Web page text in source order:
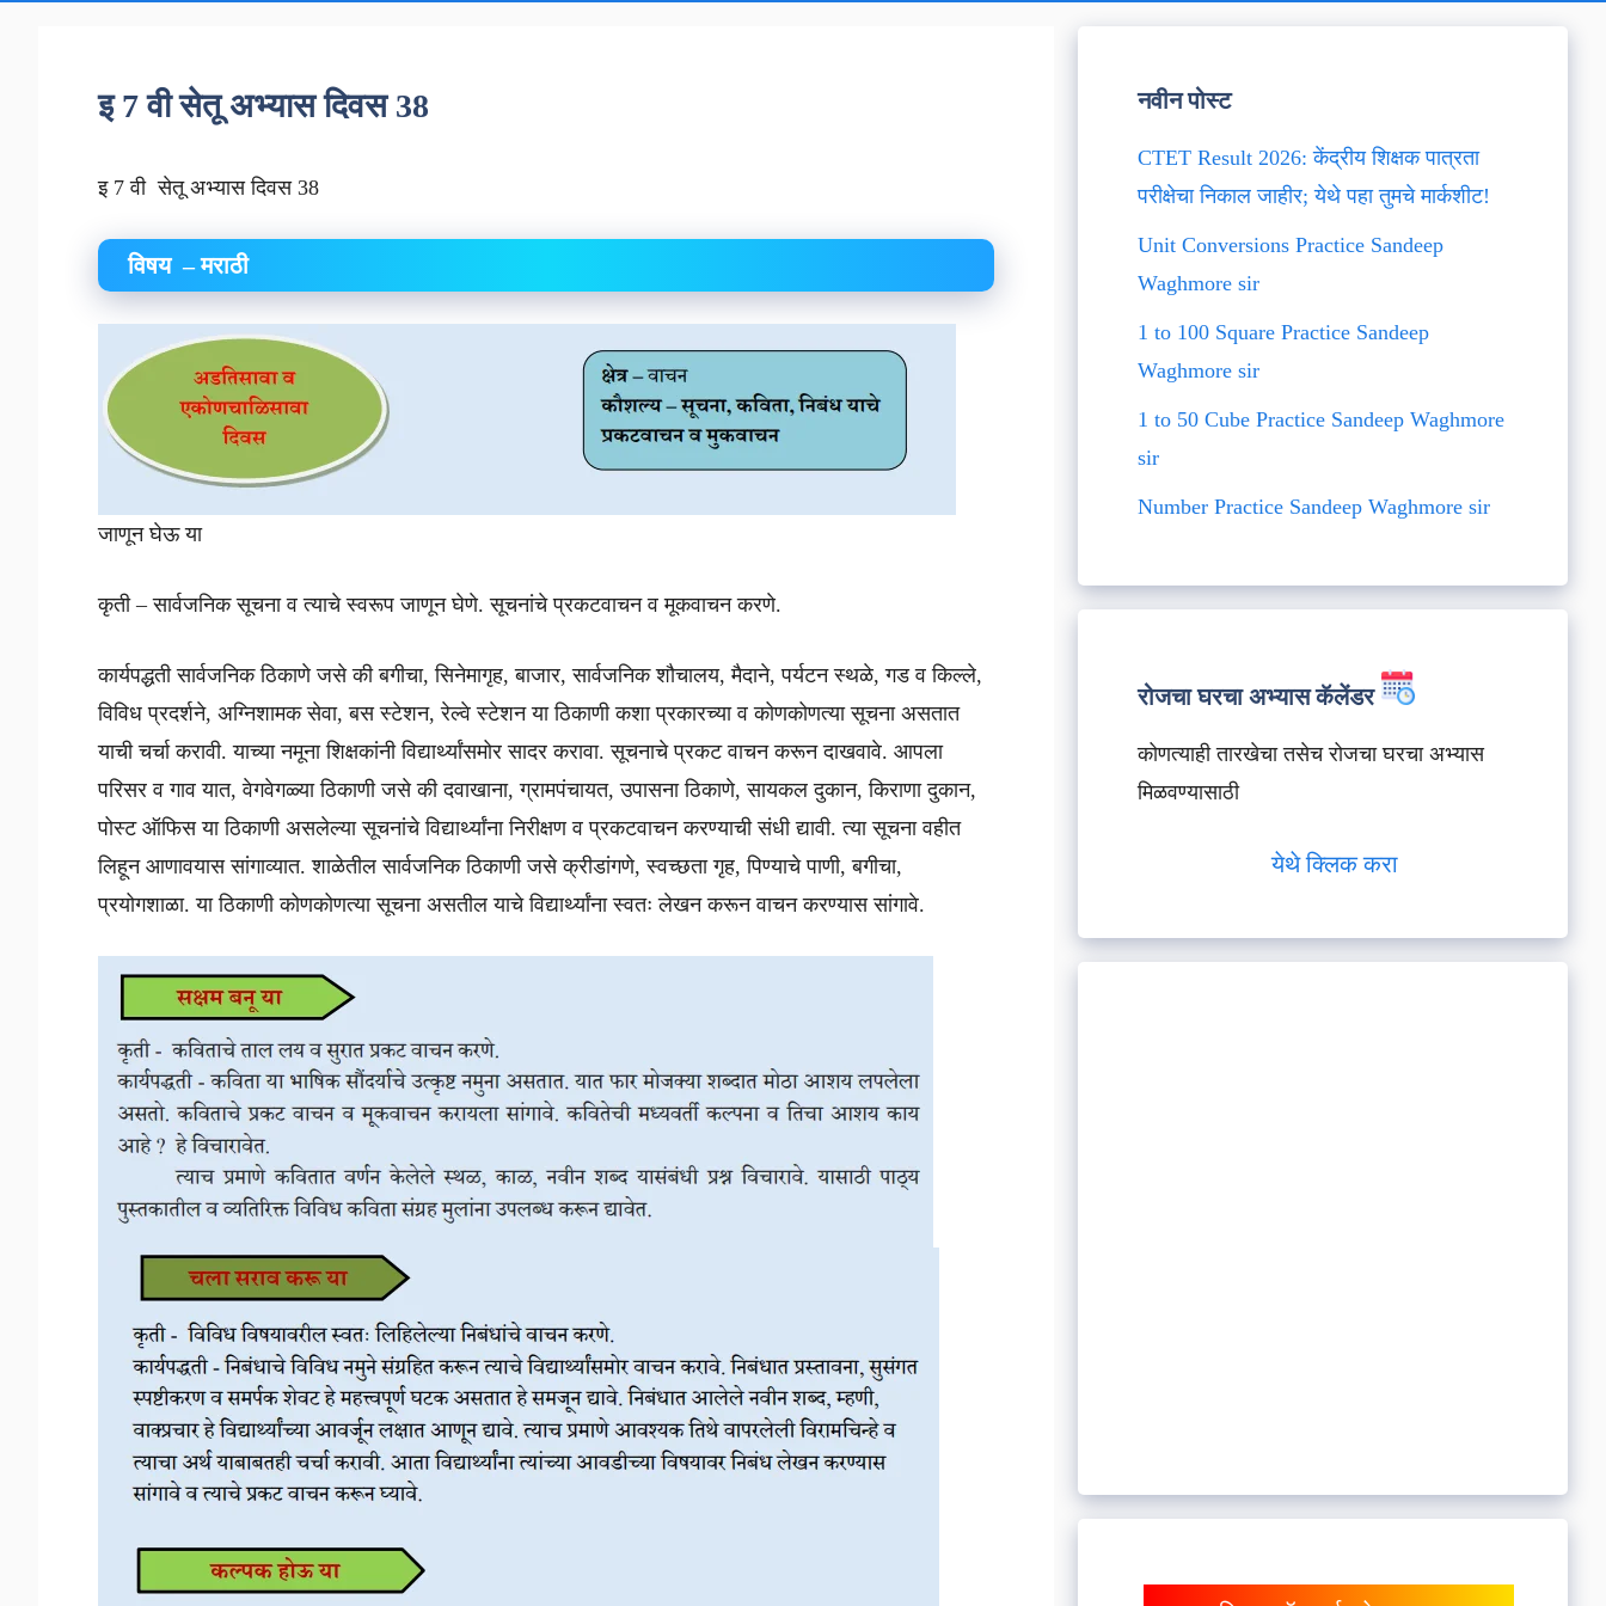
इ 7 वी सेतू अभ्यास दिवस 38
इ 7 वी सेतू अभ्यास दिवस 38
विषय – मराठी
जाणून घेऊ या
कृती – सार्वजनिक सूचना व त्याचे स्वरूप जाणून घेणे. सूचनांचे प्रकटवाचन व मूकवाचन करणे.
कार्यपद्धती सार्वजनिक ठिकाणे जसे की बगीचा, सिनेमागृह, बाजार, सार्वजनिक शौचालय, मैदाने, पर्यटन स्थळे, गड व किल्ले,
विविध प्रदर्शने, अग्निशामक सेवा, बस स्टेशन, रेल्वे स्टेशन या ठिकाणी कशा प्रकारच्या व कोणकोणत्या सूचना असतात
याची चर्चा करावी. याच्या नमूना शिक्षकांनी विद्यार्थ्यांसमोर सादर करावा. सूचनाचे प्रकट वाचन करून दाखवावे. आपला
परिसर व गाव यात, वेगवेगळ्या ठिकाणी जसे की दवाखाना, ग्रामपंचायत, उपासना ठिकाणे, सायकल दुकान, किराणा दुकान,
पोस्ट ऑफिस या ठिकाणी असलेल्या सूचनांचे विद्यार्थ्यांना निरीक्षण व प्रकटवाचन करण्याची संधी द्यावी. त्या सूचना वहीत
लिहून आणावयास सांगाव्यात. शाळेतील सार्वजनिक ठिकाणी जसे क्रीडांगणे, स्वच्छता गृह, पिण्याचे पाणी, बगीचा,
प्रयोगशाळा. या ठिकाणी कोणकोणत्या सूचना असतील याचे विद्यार्थ्यांना स्वतः लेखन करून वाचन करण्यास सांगावे.
नवीन पोस्ट
CTET Result 2026: केंद्रीय शिक्षक पात्रता
परीक्षेचा निकाल जाहीर; येथे पहा तुमचे मार्कशीट!
Unit Conversions Practice Sandeep
Waghmore sir
1 to 100 Square Practice Sandeep
Waghmore sir
1 to 50 Cube Practice Sandeep Waghmore
sir
Number Practice Sandeep Waghmore sir
रोजचा घरचा अभ्यास कॅलेंडर
कोणत्याही तारखेचा तसेच रोजचा घरचा अभ्यास
मिळवण्यासाठी
येथे क्लिक करा